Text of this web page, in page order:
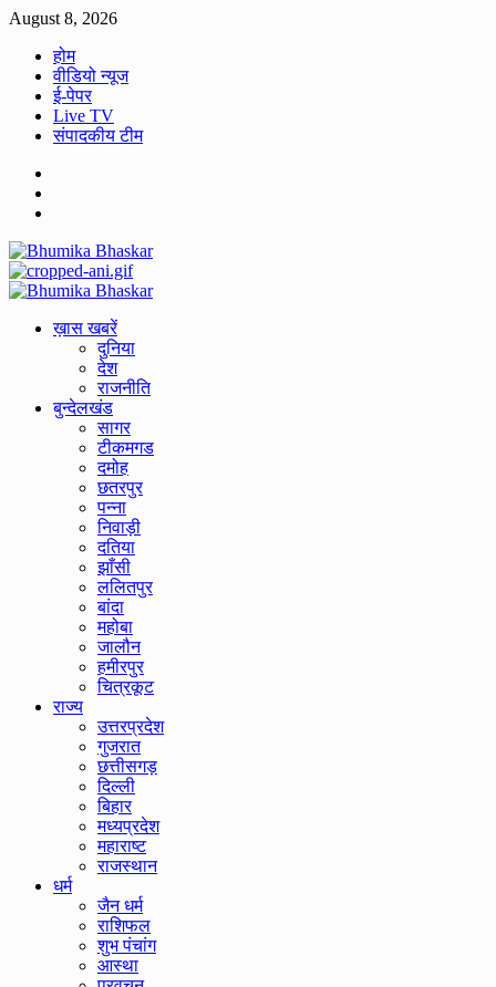
Skip
content
August 8, 2026
होम
वीडियो न्यूज
ई-पेपर
Live TV
संपादकीय टीम
Primary
ख़ास खबरें
दुनिया
देश
राजनीति
बुन्देलखंड
सागर
टीकमगड
दमोह
छतरपुर
पन्ना
निवाड़ी
दतिया
झाँसी
ललितपुर
बांदा
महोबा
जालौन
हमीरपुर
चित्रकूट
राज्य
उत्तरप्रदेश
गुजरात
छत्तीसगड़
दिल्ली
बिहार
मध्यप्रदेश
महाराष्ट
राजस्थान
धर्म
जैन धर्म
राशिफल
शुभ पंचांग
आस्था